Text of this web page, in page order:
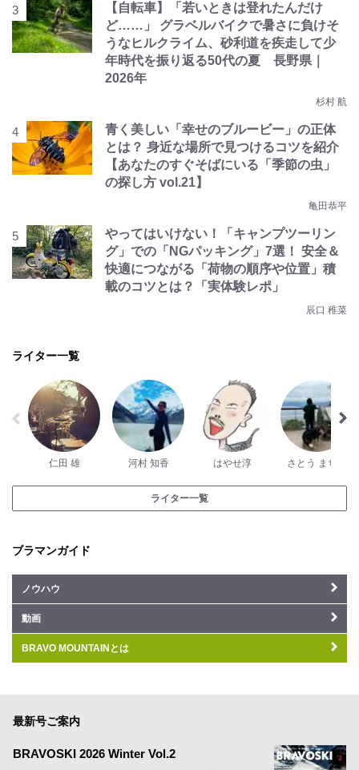
【自転車】「若いときは登れたんだけ
ど……」 グラベルバイクで暑さに負けそ
うなヒルクライム、砂利道を疾走して少
年時代を振り返る50代の夏 長野県｜
2026年
杉村 航
青く美しい「幸せのブルービー」の正体
とは？ 身近な場所で見つけるコツを紹介
【あなたのすぐそばにいる「季節の虫」
の探し方 vol.21】
亀田恭平
やってはいけない！「キャンプツーリン
グ」での「NGパッキング」7選！ 安全＆
快適につながる「荷物の順序や位置」積
載のコツとは？「実体験レポ」
辰口 稚菜
ライター一覧
仁田 雄 河村 知香 はやせ淳 さとう まちこ
ライター一覧
ブラマンガイド
ノウハウ
動画
BRAVO MOUNTAINとは
最新号ご案内
BRAVOSKI 2026 Winter Vol.2